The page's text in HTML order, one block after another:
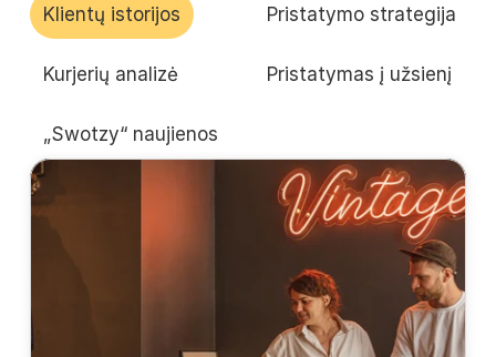
otis
Lietuvių
Klientų istorijos Pristatymo strategija
Kurjerių analizė Pristatymas į užsienį
„Swotzy“ naujienos